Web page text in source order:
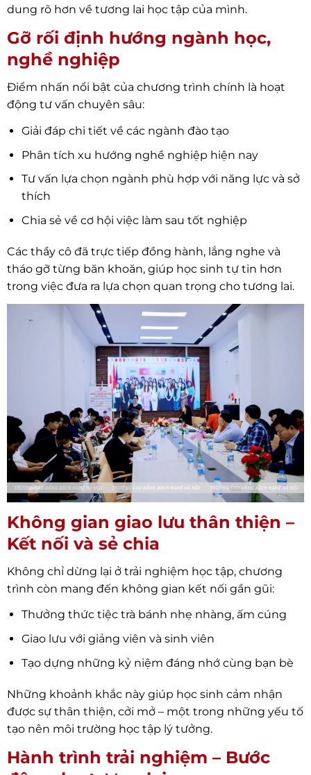
dung rõ hơn về tương lai học tập của mình.
Gỡ rối định hướng ngành học,
nghề nghiệp
Điểm nhấn nổi bật của chương trình chính là hoạt
động tư vấn chuyên sâu:
Giải đáp chi tiết về các ngành đào tạo
Phân tích xu hướng nghề nghiệp hiện nay
Tư vấn lựa chọn ngành phù hợp với năng lực và sở
thích
Chia sẻ về cơ hội việc làm sau tốt nghiệp
Các thầy cô đã trực tiếp đồng hành, lắng nghe và
tháo gỡ từng băn khoăn, giúp học sinh tự tin hơn
trong việc đưa ra lựa chọn quan trọng cho tương lai.
Không gian giao lưu thân thiện –
Kết nối và sẻ chia
Không chỉ dừng lại ở trải nghiệm học tập, chương
trình còn mang đến không gian kết nối gần gũi:
Thưởng thức tiệc trà bánh nhẹ nhàng, ấm cúng
Giao lưu với giảng viên và sinh viên
Tạo dựng những kỷ niệm đáng nhớ cùng bạn bè
Những khoảnh khắc này giúp học sinh cảm nhận
được sự thân thiện, cởi mở – một trong những yếu tố
tạo nên môi trường học tập lý tưởng.
Hành trình trải nghiệm – Bước